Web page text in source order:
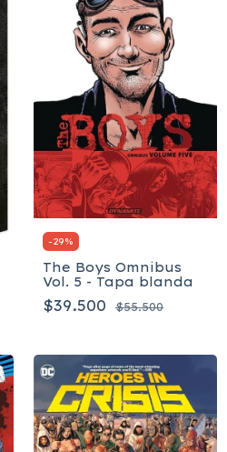
-29%
The Boys Omnibus
Vol. 5 - Tapa blanda
$39.500 $55.500